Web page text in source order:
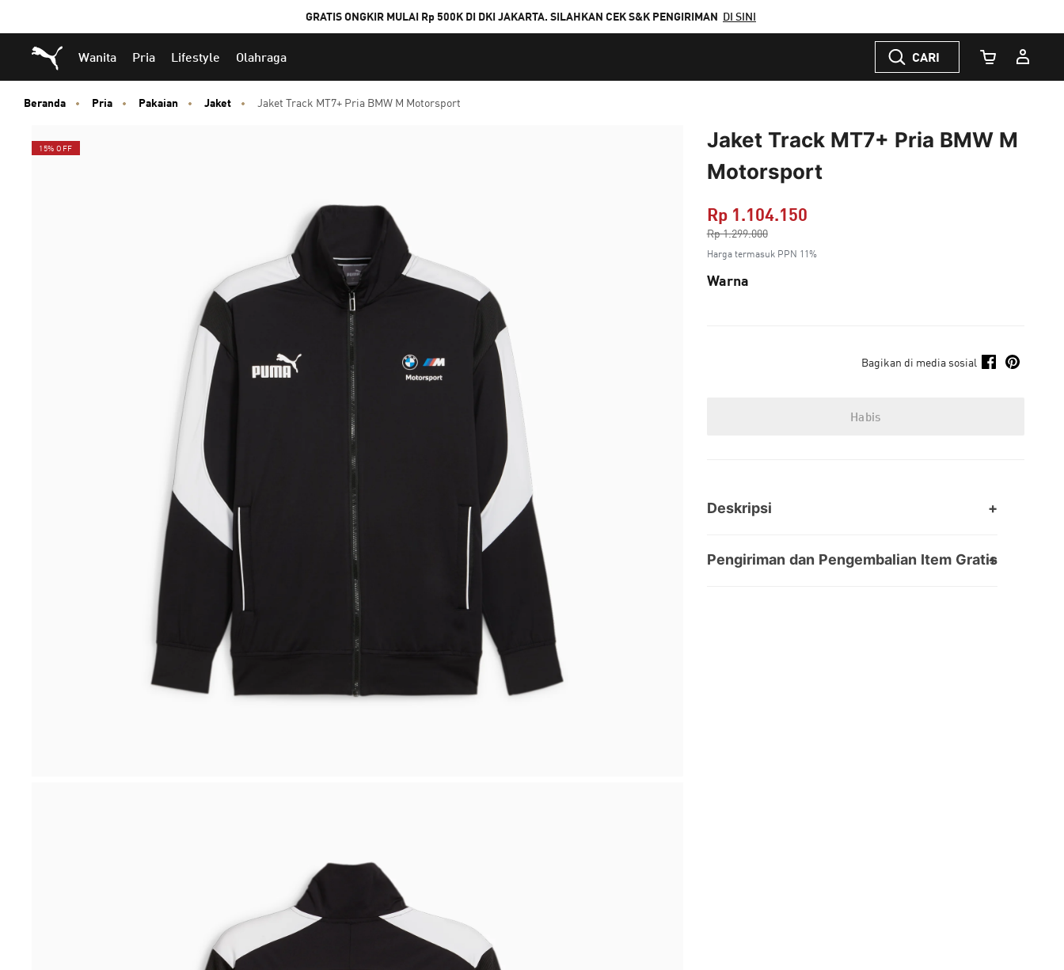
GRATIS ONGKIR MULAI Rp 500K DI DKI JAKARTA. SILAHKAN CEK S&K PENGIRIMAN DI SINI
Puma Beranda
Wanita Pria Lifestyle Olahraga CARI
Jumlah
Beranda Pria Pakaian Jaket Jaket Track MT7+ Pria BMW M Motorsport
15% OFF
Jaket Track MT7+ Pria BMW M
Motorsport
Rp 1.104.150Harga dikurang dari
Rp 1.299.000
ke
Harga termasuk PPN 11%
Warna
Bagikan di media sosial
Habis
Deskripsi
Pengiriman dan Pengembalian Item Gratis